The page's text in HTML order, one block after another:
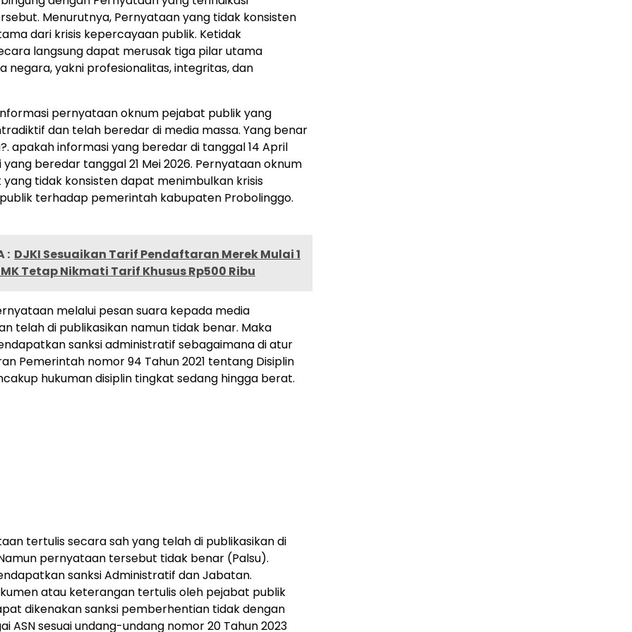
Menurutnya, Pernyataan yang tidak konsisten
dari krisis kepercayaan publik. Ketidak
langsung dapat merusak tiga pilar utama
negara, yakni profesionalitas, integritas, dan
pernyataan oknum pejabat publik yang
dan telah beredar di media massa. Yang benar
apakah informasi yang beredar di tanggal 14 April
beredar tanggal 21 Mei 2026. Pernyataan oknum
tidak konsisten dapat menimbulkan krisis
terhadap pemerintah kabupaten Probolinggo.
: DJKI Sesuaikan Tarif Pendaftaran Merek Mulai 1
Tetap Nikmati Tarif Khusus Rp500 Ribu
melalui pesan suara kepada media
telah di publikasikan namun tidak benar. Maka
sanksi administratif sebagaimana di atur
Pemerintah nomor 94 Tahun 2021 tentang Disiplin
hukuman disiplin tingkat sedang hingga berat.
tertulis secara sah yang telah di publikasikan di
pernyataan tersebut tidak benar (Palsu).
sanksi Administratif dan Jabatan.
atau keterangan tertulis oleh pejabat publik
dikenakan sanksi pemberhentian tidak dengan
ASN sesuai undang-undang nomor 20 Tahun 2023